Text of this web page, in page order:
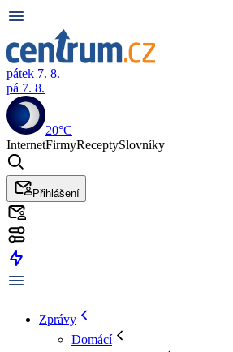
pátek 7. 8.
pá 7. 8.
20°C
InternetFirmyReceptySlovníky
Přihlášení
Zprávy
Domácí